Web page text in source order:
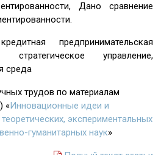
Дано сравнение
кредитная предпринимательская
стратегическое управление,
среда
трудов по материалам
«Инновационные идеи и
экспериментальных
гуманитарных наук»